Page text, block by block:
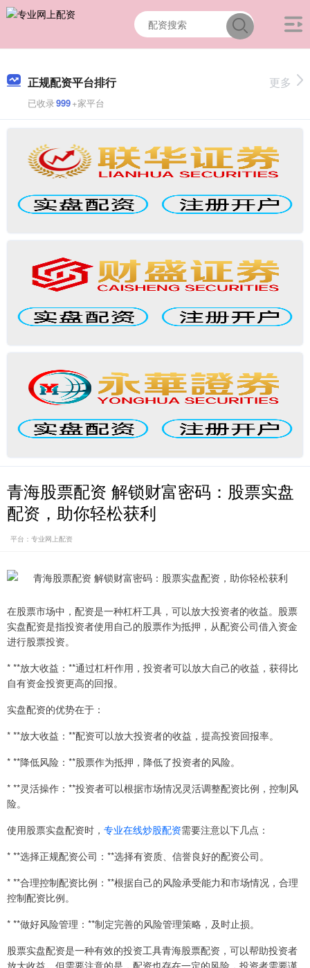
正规配资平台排行
已收录999+家平台
更多
青海股票配资 解锁财富密码：股票实盘
配资，助你轻松获利
平台：专业网上配资
在股票市场中，配资是一种杠杆工具，可以放大投资者的收益。股票
实盘配资是指投资者使用自己的股票作为抵押，从配资公司借入资金
进行股票投资。
* **放大收益：**通过杠杆作用，投资者可以放大自己的收益，获得比
自有资金投资更高的回报。
实盘配资的优势在于：
* **放大收益：**配资可以放大投资者的收益，提高投资回报率。
* **降低风险：**股票作为抵押，降低了投资者的风险。
* **灵活操作：**投资者可以根据市场情况灵活调整配资比例，控制风
险。
使用股票实盘配资时， 专业在线炒股配资需要注意以下几点：
* **选择正规配资公司：**选择有资质、信誉良好的配资公司。
* **合理控制配资比例：**根据自己的风险承受能力和市场情况，合理
控制配资比例。
* **做好风险管理：**制定完善的风险管理策略，及时止损。
股票实盘配资是一种有效的投资工具青海股票配资，可以帮助投资者
放大收益。但需要注意的是，配资也存在一定的风险，投资者需要谨